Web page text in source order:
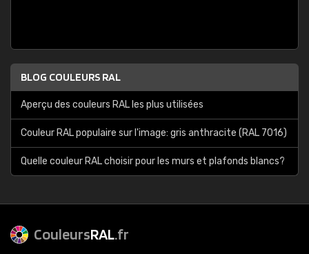
BLOG COULEURS RAL
Aperçu des couleurs RAL les plus utilisées
Couleur RAL populaire sur l'image: gris anthracite (RAL 7016)
Quelle couleur RAL choisir pour les murs et plafonds blancs?
CouleursRAL.fr